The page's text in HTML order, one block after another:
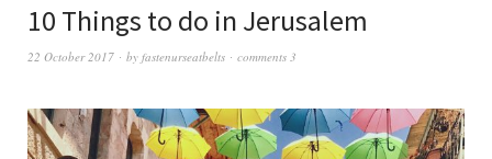
10 Things to do in Jerusalem
22 October 2017 by fastenurseatbelts comments 3